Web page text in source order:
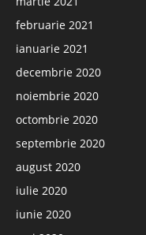
februarie 2021
ianuarie 2021
decembrie 2020
noiembrie 2020
octombrie 2020
septembrie 2020
august 2020
iulie 2020
iunie 2020